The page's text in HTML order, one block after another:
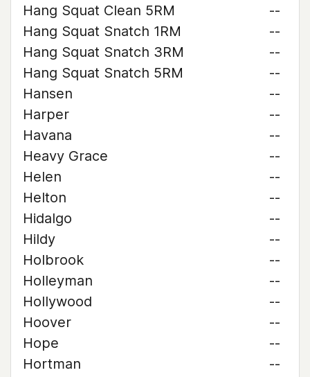
Hang Squat Clean 5RM
--
Hang Squat Snatch 1RM
--
Hang Squat Snatch 3RM
--
Hang Squat Snatch 5RM
--
Hansen
--
Harper
--
Havana
--
Heavy Grace
--
Helen
--
Helton
--
Hidalgo
--
Hildy
--
Holbrook
--
Holleyman
--
Hollywood
--
Hoover
--
Hope
--
Hortman
--